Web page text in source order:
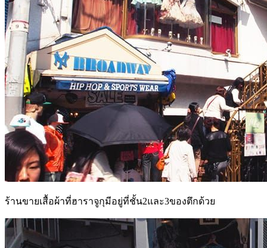
ร้านขายเสื้อผ้าที่ฮาราจูกุมีอยู่ที่ชั้น2และ3ของตึกด้วย